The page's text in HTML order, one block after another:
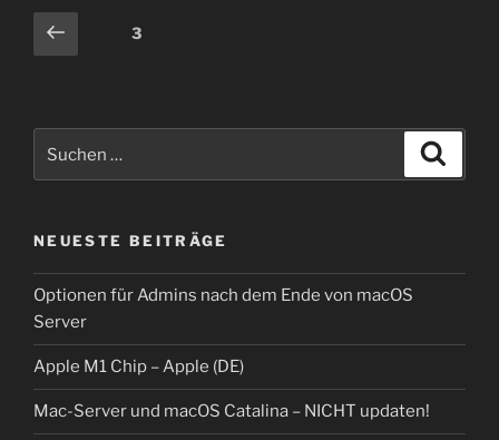
Seitennummerierung
der
Vorherige
Seite
Seite3
nach:
NEUESTE BEITRÄGE
Optionen für Admins nach dem Ende von macOS
Server
Apple M1 Chip – Apple (DE)
Mac-Server und macOS Catalina – NICHT updaten!